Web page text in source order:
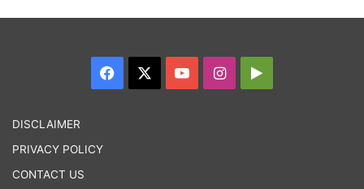
Facebook YouTubeInstagram
DISCLAIMER
PRIVACY POLICY
CONTACT US